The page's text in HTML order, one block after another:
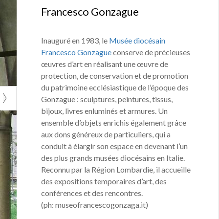
dans
n’a été
valorisation
2022 au 8
en repensant
sciencesFrancesco Gonzague
Inauguré en 1983, le Musée diocésain
Francesco Gonzagueconserve de précieuses
œuvres d’art en réalisant une œuvre de
protection, de conservation et de promotion
du patrimoine ecclésiastique de l’époque des
Gonzague : sculptures, peintures, tissus,
bijoux, livres enluminés et armures. Un
ensemble d’objets enrichis également grâce
aux dons généreux de particuliers, qui a
conduit à élargir son espace en devenant l’un
des plus grands musées diocésains en Italie.
Reconnu par la Région Lombardie, il accueille
des expositions temporaires d’art, des
conférences et des rencontres.
(ph: museofrancescogonzaga.it)